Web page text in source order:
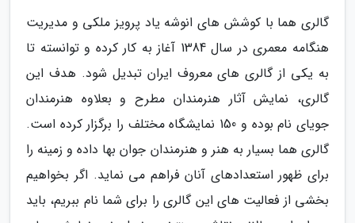
گالری هما با کوشش های انوشه یاد پرویز ملکی و مدیریت
هنگامه معمری در سال 1384 آغاز به کار کرده و توانسته تا
به یکی از گالری های معروف ایران تبدیل شود. هدف این
گالری، نمایش آثار هنرمندان مطرح و بعلاوه هنرمندان
جویای نام بوده و 150 نمایشگاه مختلف را برگزار کرده است.
گالری هما بسیار به هنر و هنرمندان جوان بها داده و زمینه را
برای ظهور استعدادهای آنان فراهم می نماید. اگر بخواهیم
بخشی از فعالیت های این گالری را برای شما نام ببریم، باید